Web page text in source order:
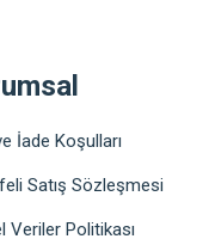
İade Koşulları
Satış Sözleşmesi
Veriler Politikası